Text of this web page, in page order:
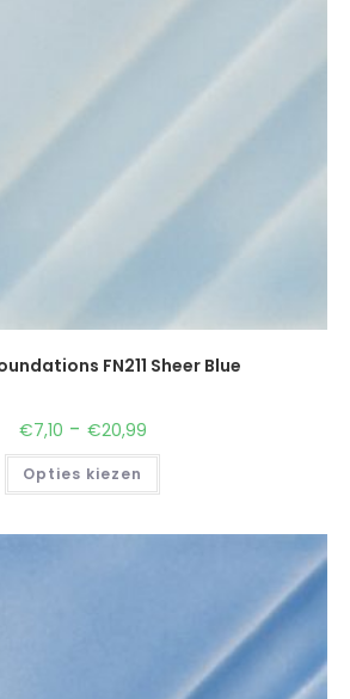
FN211 Sheer Blue
€7,10 - € 20,99
Opties kiezen